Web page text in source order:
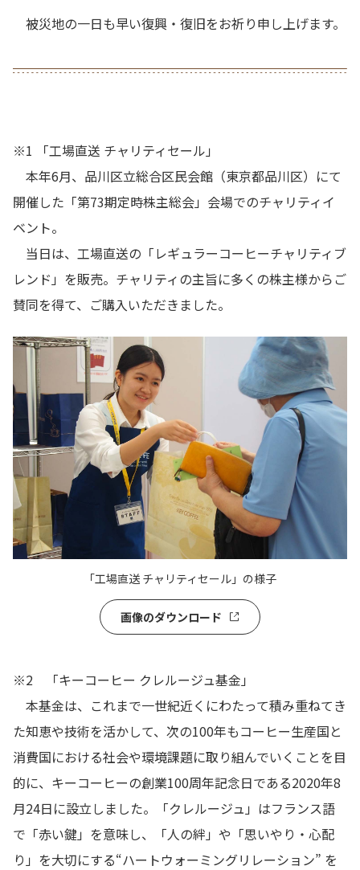
被災地の一日も早い復興・復旧をお祈り申し上げます。
※1 「工場直送 チャリティセール」
本年6月、品川区立総合区民会館（東京都品川区）にて
開催した「第73期定時株主総会」会場でのチャリティイ
ベント。
当日は、工場直送の「レギュラーコーヒーチャリティブ
レンド」を販売。チャリティの主旨に多くの株主様からご
賛同を得て、ご購入いただきました。
「工場直送 チャリティセール」の様子
画像のダウンロード
※2 「キーコーヒー クレルージュ基金」
本基金は、これまで一世紀近くにわたって積み重ねてき
た知恵や技術を活かして、次の100年もコーヒー生産国と
消費国における社会や環境課題に取り組んでいくことを目
的に、キーコーヒーの創業100周年記念日である2020年8
月24日に設立しました。「クレルージュ」はフランス語
で「赤い鍵」を意味し、「人の絆」や「思いやり・心配
り」を大切にする“ハートウォーミングリレーション” を